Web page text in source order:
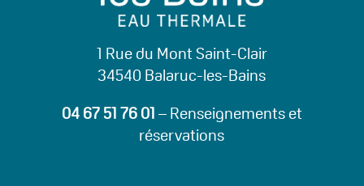
1 Rue du Mont Saint-Clair
34540 Balaruc-les-Bains
04 67 51 76 01– Renseignements et
réservations